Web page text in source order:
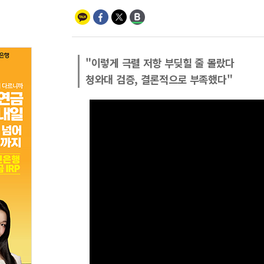
"이렇게 극렬 저항 부딪힐 줄 몰랐다
청와대 검증, 결론적으로 부족했다"